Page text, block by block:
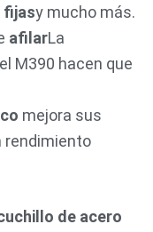
fijasy mucho más.
afilarLa
M390 hacen que
mejora sus
rendimiento
de acero